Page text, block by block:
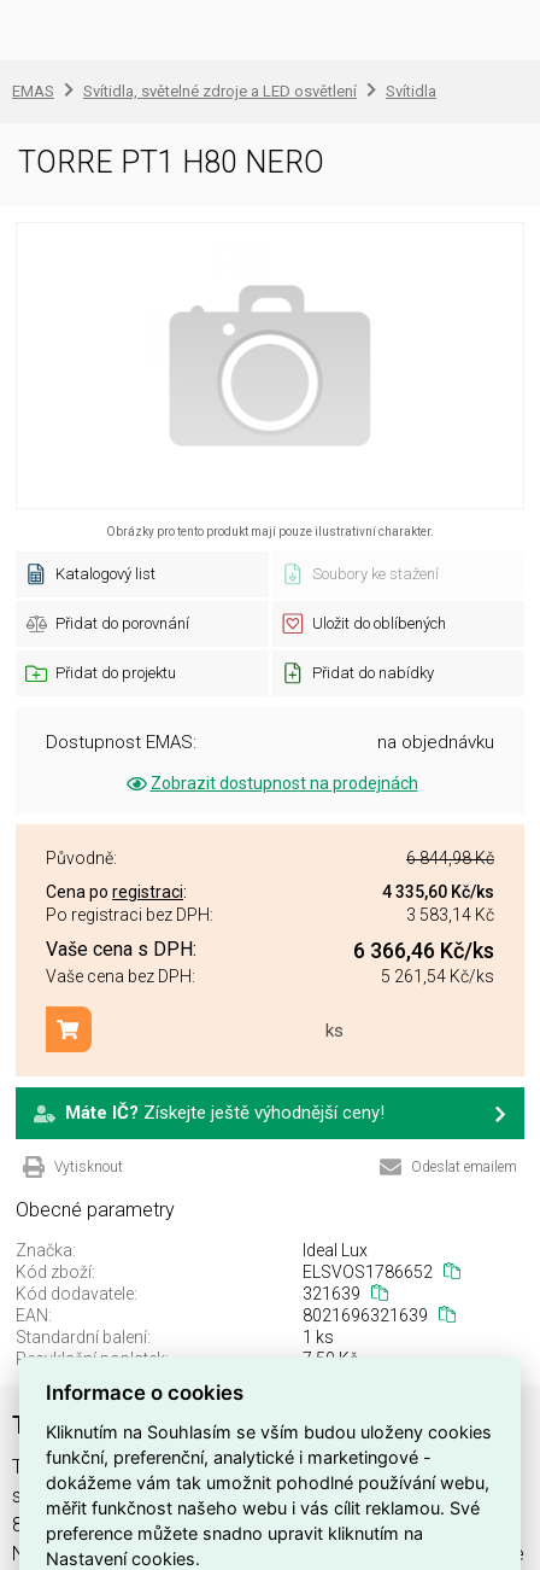
EMAS Svítidla, světelné zdroje a LED osvětlení Svítidla
TORRE PT1 H80 NERO
Obrázky pro tento produkt mají pouze ilustrativní charakter.
Katalogový list Soubory ke stažení
Přidat do porovnání Uložit do oblíbených
Přidat do projektu Přidat do nabídky
Dostupnost EMAS: na objednávku
Zobrazit dostupnost na prodejnách
Původně:
6 844,98 Kč
Cena po registraci: 4 335,60 Kč/ks
Po registraci bez DPH:
3 583,14 Kč
Vaše cena s DPH: 6 366,46 Kč/ks
Vaše cena bez DPH: 5 261,54 Kč/ks
ks
Přidat do košíku
Máte IČ? Získejte ještě výhodnější ceny!
Vytisknout Odeslat emailem
Obecné parametry
Značka:
Ideal Lux
Kód zboží:
ELSVOS1786652
Kód dodavatele:
321639
EAN:
8021696321639
Standardní balení:
1 ks
Recyklační poplatek:
7,50 Kč
TORRE PT1 H80 NERO
TORRE PT1 H80 NERO najdete v kategoriích Svítidla, Svítidla,
světelné zdroje a LED osvětlení, výrobce Ideal Lux, EAN
8021696321639, kód dodavatele 321639. TORRE PT1 H80
NERO nabízíme od 1 ks. Kód EMAS TORRE PT1 H80 NERO je
Informace o cookies
Kliknutím na Souhlasím se vším budou uloženy cookies
funkční, preferenční, analytické i marketingové -
dokážeme vám tak umožnit pohodlné používání webu,
měřit funkčnost našeho webu i vás cílit reklamou. Své
preference můžete snadno upravit kliknutím na
Nastavení cookies.